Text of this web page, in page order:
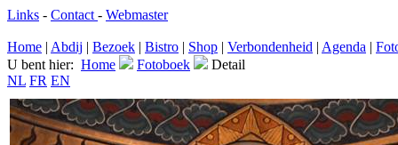
Links - Contact - Webmaster
Home | Abdij | Bezoek | Bistro | Shop | Verbondenheid | Agenda |
U bent hier: Home Fotoboek
Detail
NL FR EN